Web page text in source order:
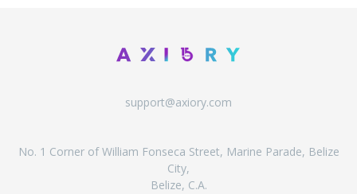
support@axiory.com
No. 1 Corner of William Fonseca Street, Marine Parade, Belize
City,
Belize, C.A.